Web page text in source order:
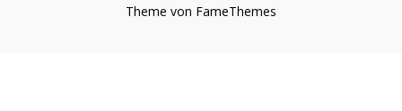
Theme von FameThemes